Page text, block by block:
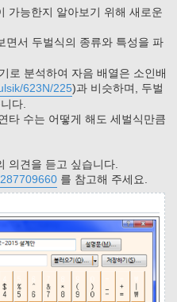
가능한지 알아보기 위해 새로운
면서 두벌식의 종류와 특성을 파
로 분석하여 자음 배열은 소인배
623N/225)과 비슷하며, 두벌
다.
타 수는 어떻게 해도 세벌식만큼
의견을 듣고 싶습니다.
를 참고해 주세요.